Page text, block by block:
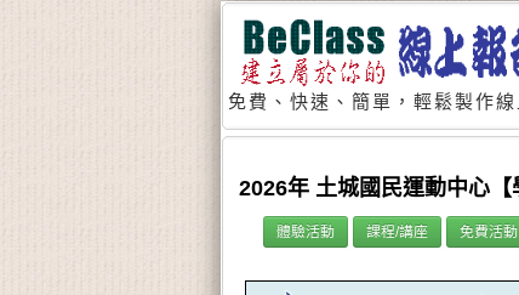
免費、快速、簡單，輕鬆製作
2026年 土城國民運動中心【
體驗活動 課程/講座 免費活動